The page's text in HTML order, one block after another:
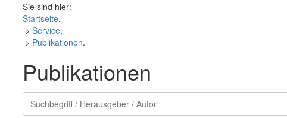
Sie sind hier:
Startseite.
> Service.
> Publikationen.
Publikationen